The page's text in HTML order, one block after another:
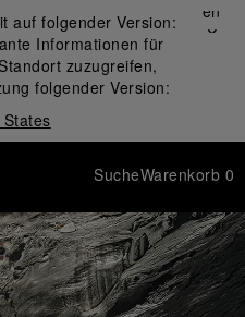
auf folgender Version:
Informationen für
zuzugreifen,
folgender Version:
Schließen
✕
SucheWarenkorb 0